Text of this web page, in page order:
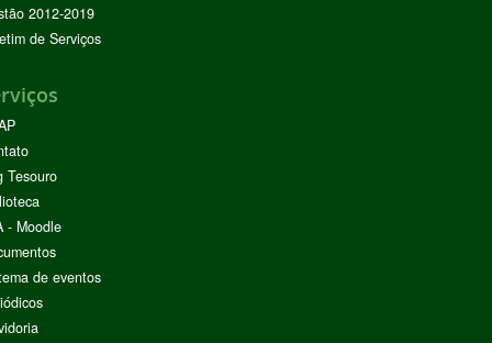
2012-2019
de Serviços
Tesouro
- Moodle
de eventos